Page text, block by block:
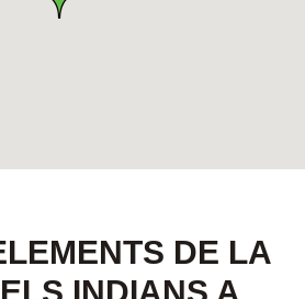
DE LA